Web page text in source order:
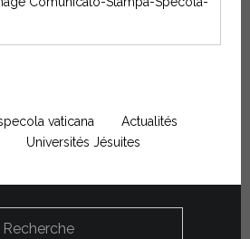
vaticana
Actualités
Universités Jésuites
Recherche